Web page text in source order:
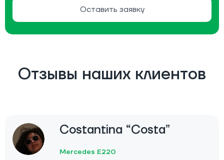
Оставить заявку
Отзывы наших клиентов
Costantina “Costa”
Mercedes E220